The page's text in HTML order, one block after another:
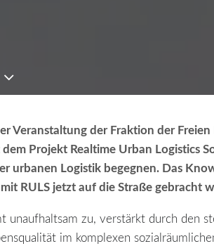
Veranstaltung der Fraktion der
dem Projekt Realtime Urban Logistics
urbanen Logistik begegnen. Das
RULS jetzt auf die Straße gebracht
unaufhaltsam zu, verstärkt durch den
im komplexen